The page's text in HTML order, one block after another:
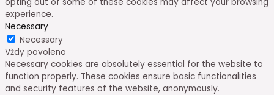
experience.
Necessary
Necessary
Vždy povoleno
Necessary cookies are absolutely essential for the website to
function properly. These cookies ensure basic functionalities
and security features of the website, anonymously.